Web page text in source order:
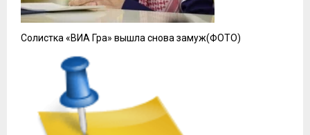
Солистка «ВИА Гра» вышла снова замуж(ФОТО)